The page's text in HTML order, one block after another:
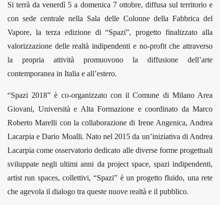
Si terrà da venerdì 5 a domenica 7 ottobre, diffusa sul territorio e
con sede centrale nella Sala delle Colonne della Fabbrica del
Vapore, la terza edizione di “Spazi”, progetto finalizzato alla
valorizzazione delle realtà indipendenti e no-profit che attraverso
la propria attività promuovono la diffusione dell’arte
contemporanea in Italia e all’estero.
“Spazi 2018” è co-organizzato con il Comune di Milano Area
Giovani, Università e Alta Formazione e coordinato da Marco
Roberto Marelli con la collaborazione di Irene Angenica, Andrea
Lacarpia e Dario Moalli. Nato nel 2015 da un’iniziativa di Andrea
Lacarpia come osservatorio dedicato alle diverse forme progettuali
sviluppate negli ultimi anni da project space, spazi indipendenti,
artist run spaces, collettivi, “Spazi” è un progetto fluido, una rete
che agevola il dialogo tra queste nuove realtà e il pubblico.